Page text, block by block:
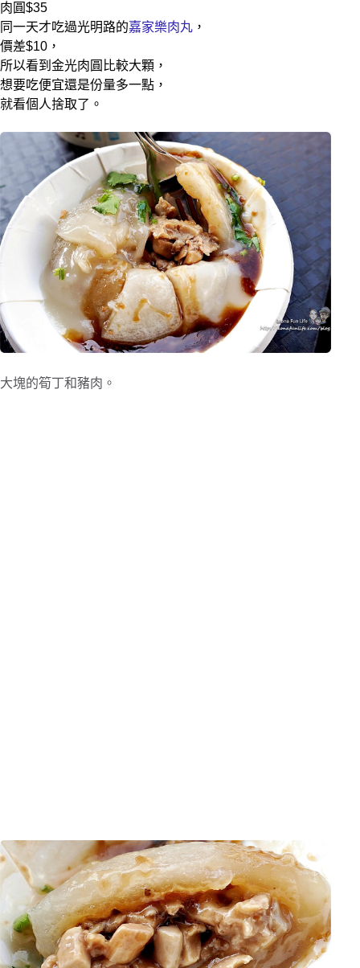
肉圓$35
同一天才吃過光明路的嘉家樂肉丸 ，
價差$10，
所以看到金光肉圓比較大顆，
想要吃便宜還是份量多一點，
就看個人捨取了。
大塊的筍丁和豬肉。